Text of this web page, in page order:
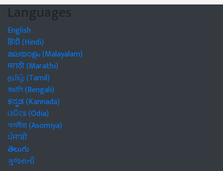
Languages
English
हिंदी (Hindi)
മലയാളം (Malayalam)
मराठी (Marathi)
தமிழ் (Tamil)
বাঙালি (Bengali)
ಕನ್ನಡ (Kannada)
ଓଡିଆ (Odia)
অসমীয়া (Asomiya)
ਪੰਜਾਬੀ
తెలుగు
ગુજરાતી